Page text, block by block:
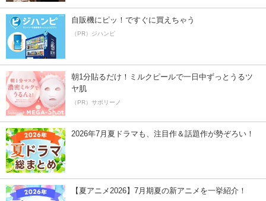
自販機にピッ！ですぐに買えちゃう
（PR）ジハンピ
朝1分貼るだけ！ミルクピールで一日中ずっとうるツ
ヤ肌
（PR）サボリーノ
2026年7月夏ドラマも、注目作＆話題作が勢ぞろい！
【夏アニメ2026】7月期夏の新アニメを一挙紹介！